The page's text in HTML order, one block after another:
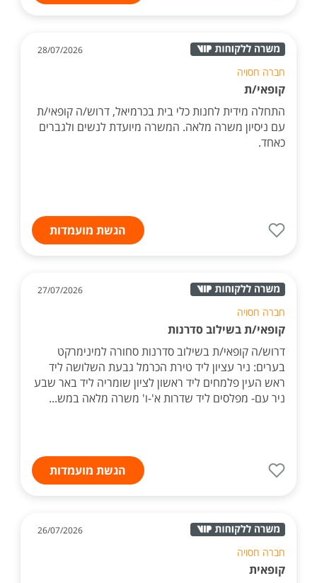
28/07/2026
חברה חסויה
קופאי/ת
התחלה מידית לחנות כלי בית בכרמיאל, דרוש/ה קופאי/ת
עם ניסיון משרה מלאה. המשרה מיועדת לנשים ולגברים
כאחד.
הגשת מועמדות
27/07/2026
חברה חסויה
קופאי/ת בשילוב סדרנות
דרוש/ה קופאי/ת בשילוב סדרנות סחורה למינימרקט
בערים: ניר עציון ליד טירת הכרמל גבעת השלושה ליד
ראש העין פלמחים ליד ראשון לציון שומריה ליד באר שבע
ניר עם- מפלסים ליד שדרות א'-ו' משרה מלאה במש...
הגשת מועמדות
26/07/2026
חברה חסויה
קופאית